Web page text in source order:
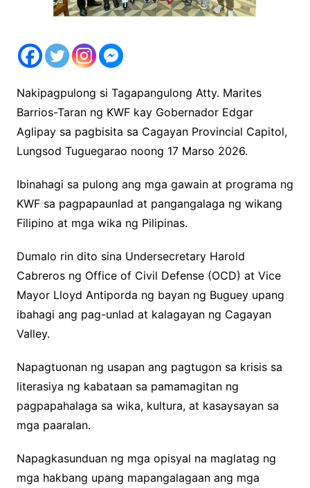
Nakipagpulong si Tagapangulong Atty. Marites
Barrios-Taran ng KWF kay Gobernador Edgar
Aglipay sa pagbisita sa Cagayan Provincial Capitol,
Lungsod Tuguegarao noong 17 Marso 2026.
Ibinahagi sa pulong ang mga gawain at programa ng
KWF sa pagpapaunlad at pangangalaga ng wikang
Filipino at mga wika ng Pilipinas.
Dumalo rin dito sina Undersecretary Harold
Cabreros ng Office of Civil Defense (OCD) at Vice
Mayor Lloyd Antiporda ng bayan ng Buguey upang
ibahagi ang pag-unlad at kalagayan ng Cagayan
Valley.
Napagtuonan ng usapan ang pagtugon sa krisis sa
literasiya ng kabataan sa pamamagitan ng
pagpapahalaga sa wika, kultura, at kasaysayan sa
mga paaralan.
Napagkasunduan ng mga opisyal na maglatag ng
mga hakbang upang mapangalagaan ang mga